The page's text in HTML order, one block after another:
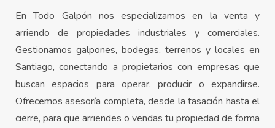
En Todo Galpón nos especializamos en la venta y
arriendo de propiedades industriales y comerciales.
Gestionamos galpones, bodegas, terrenos y locales en
Santiago, conectando a propietarios con empresas que
buscan espacios para operar, producir o expandirse.
Ofrecemos asesoría completa, desde la tasación hasta el
cierre, para que arriendes o vendas tu propiedad de forma